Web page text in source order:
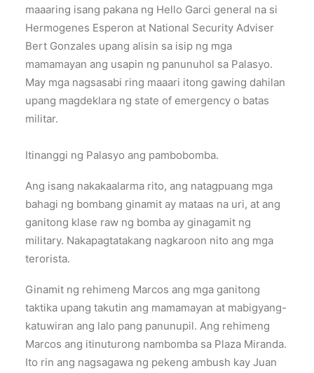
maaaring isang pakana ng Hello Garci general na si
Hermogenes Esperon at National Security Adviser
Bert Gonzales upang alisin sa isip ng mga
mamamayan ang usapin ng panunuhol sa Palasyo.
May mga nagsasabi ring maaari itong gawing dahilan
upang magdeklara ng state of emergency o batas
militar.
Itinanggi ng Palasyo ang pambobomba.
Ang isang nakakaalarma rito, ang natagpuang mga
bahagi ng bombang ginamit ay mataas na uri, at ang
ganitong klase raw ng bomba ay ginagamit ng
military. Nakapagtatakang nagkaroon nito ang mga
terorista.
Ginamit ng rehimeng Marcos ang mga ganitong
taktika upang takutin ang mamamayan at mabigyang-
katuwiran ang lalo pang panunupil. Ang rehimeng
Marcos ang itinuturong nambomba sa Plaza Miranda.
Ito rin ang nagsagawa ng pekeng ambush kay Juan